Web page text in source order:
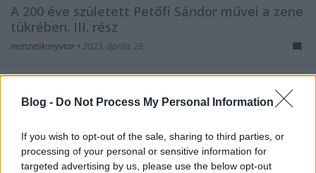
Blog - Do Not Process My Personal Information
If you wish to opt-out of the sale, sharing to third parties, or
processing of your personal or sensitive information for
targeted advertising by us, please use the below opt-out
A 200 éve született Petőfi Sándor művei a zene
tükrében. III. rész
nemzetikonyvtar • 2023. április 26.
kiadványban olvasható, mely Farkas Ferenc
szerkesztésében Illyés Gyula előszavával jelent meg
(Budapest, EMB, 1972). Ez a megállapítás ismét
megerősíti a már korábban tett észrevételeket, mi
szerint: „Petőfi egymaga egy egész zeneirodalom…